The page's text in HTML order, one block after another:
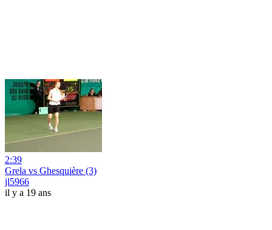
2:39
Grela vs Ghesquière (3)
jl5966
il y a 19 ans